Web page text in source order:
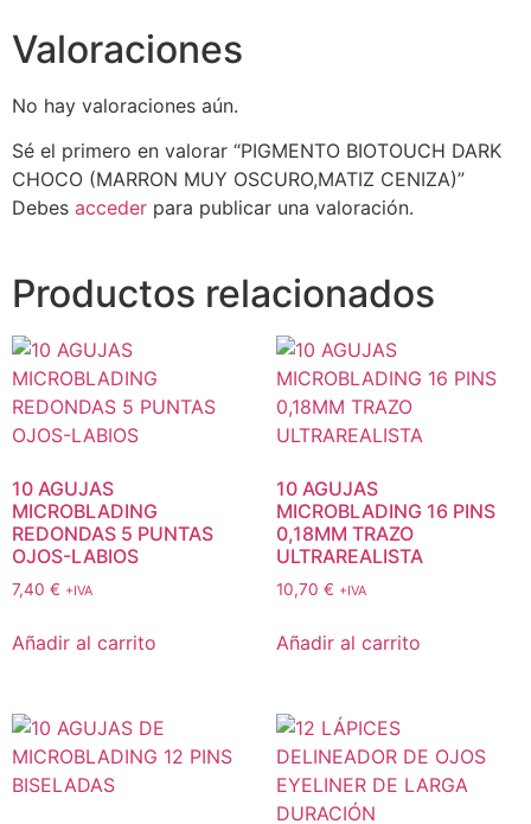
Valoraciones
No hay valoraciones aún.
Sé el primero en valorar “PIGMENTO BIOTOUCH DARK
CHOCO (MARRON MUY OSCURO,MATIZ CENIZA)”
Debes acceder para publicar una valoración.
Productos relacionados
10 AGUJAS
MICROBLADING
REDONDAS 5 PUNTAS
OJOS-LABIOS
7,40 € +IVA
Añadir al carrito
10 AGUJAS
MICROBLADING 16 PINS
0,18MM TRAZO
ULTRAREALISTA
10,70 € +IVA
Añadir al carrito